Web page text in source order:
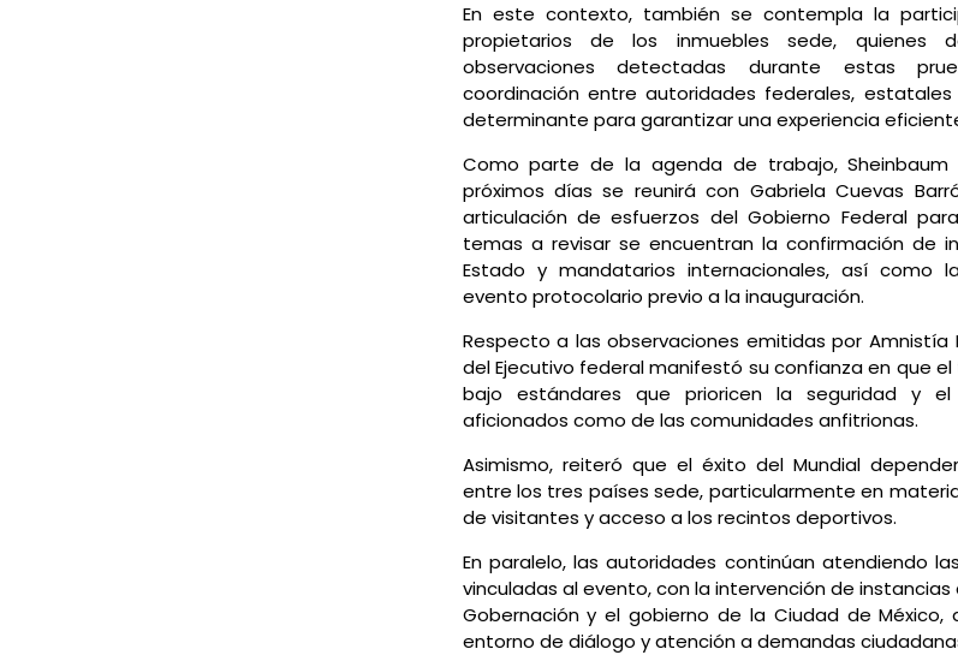
En este contexto, también se contempla la
propietarios de los inmuebles sede, quienes
observaciones detectadas durante estas
coordinación entre autoridades federales,
determinante para garantizar una experiencia
Como parte de la agenda de trabajo,
próximos días se reunirá con Gabriela Cuevas
articulación de esfuerzos del Gobierno Federal
temas a revisar se encuentran la confirmación de
Estado y mandatarios internacionales, así como
evento protocolario previo a la inauguración.
Respecto a las observaciones emitidas por Amnistía
del Ejecutivo federal manifestó su confianza en que
bajo estándares que prioricen la seguridad y
aficionados como de las comunidades anfitrionas.
Asimismo, reiteró que el éxito del Mundial
entre los tres países sede, particularmente en
de visitantes y acceso a los recintos deportivos.
En paralelo, las autoridades continúan atendiendo
vinculadas al evento, con la intervención de
Gobernación y el gobierno de la Ciudad de
entorno de diálogo y atención a demandas